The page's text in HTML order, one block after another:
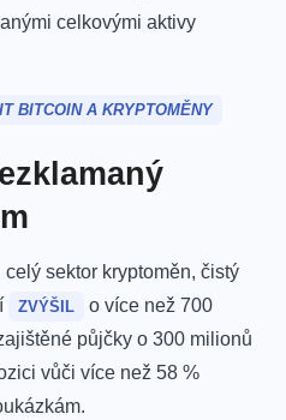
celkovými aktivy
BITCOIN A KRYPTOMĚNY
celý sektor kryptoměn, čistý
ZVÝŠIL o více než 700
půjčky o 300 milionů
vůči více než 58 %